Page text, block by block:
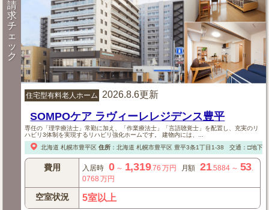
請
求
チ
ェ
ッ
ク
住宅型有料老人ホーム 2026.8.6更新
SOMPOケア ラヴィーレレジデンス豊平
専任の「理学療法士」常勤に加え、「作業療法士」「言語聴覚士」を配置し、充実のリ
ハビリ3体制を実現するリハビリ強化ホームです。 建物内には、...
北海道 札幌市豊平区 住所： 北海道 札幌市豊平区豊平3条1丁目1-38 交通：□地下
費用 入居時 0～ 1,319.76 万円 月額 21.5884～ 53.
0768 万円
空室状況 5室以上